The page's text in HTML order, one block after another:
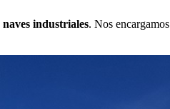
naves industriales. Nos